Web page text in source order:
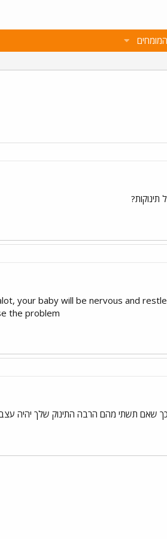
המומחים
תינוקות?
your baby will be nervous and
the problem.​
כך שאם תשתי מהם הרבה התינוק שלך יהיה